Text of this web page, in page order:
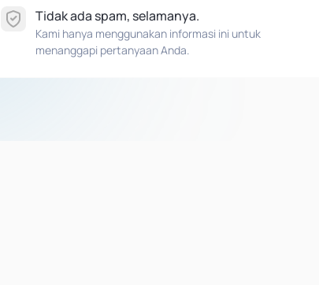
Tidak ada spam, selamanya.
Kami hanya menggunakan informasi ini untuk
menanggapi pertanyaan Anda.